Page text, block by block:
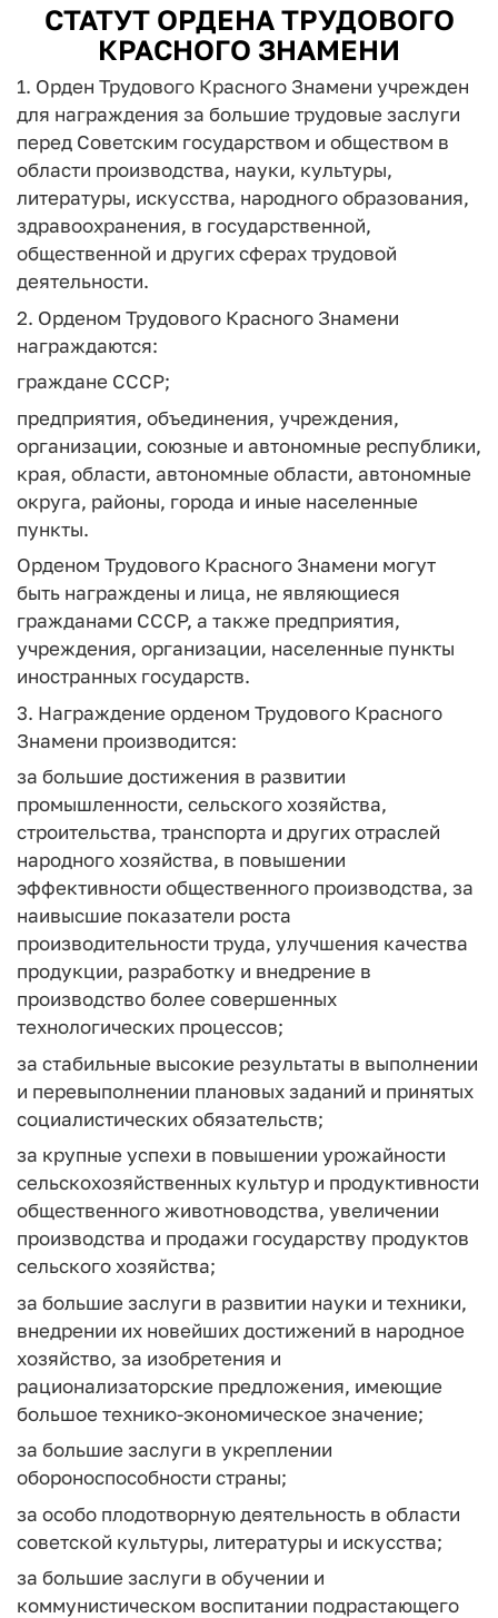
СТАТУТ ОРДЕНА ТРУДОВОГО
КРАСНОГО ЗНАМЕНИ
1. Орден Трудового Красного Знамени учрежден
для награждения за большие трудовые заслуги
перед Советским государством и обществом в
области производства, науки, культуры,
литературы, искусства, народного образования,
здравоохранения, в государственной,
общественной и других сферах трудовой
деятельности.
2. Орденом Трудового Красного Знамени
награждаются:
граждане СССР;
предприятия, объединения, учреждения,
организации, союзные и автономные республики,
края, области, автономные области, автономные
округа, районы, города и иные населенные
пункты.
Орденом Трудового Красного Знамени могут
быть награждены и лица, не являющиеся
гражданами СССР, а также предприятия,
учреждения, организации, населенные пункты
иностранных государств.
3. Награждение орденом Трудового Красного
Знамени производится:
за большие достижения в развитии
промышленности, сельского хозяйства,
строительства, транспорта и других отраслей
народного хозяйства, в повышении
эффективности общественного производства, за
наивысшие показатели роста
производительности труда, улучшения качества
продукции, разработку и внедрение в
производство более совершенных
технологических процессов;
за стабильные высокие результаты в выполнении
и перевыполнении плановых заданий и принятых
социалистических обязательств;
за крупные успехи в повышении урожайности
сельскохозяйственных культур и продуктивности
общественного животноводства, увеличении
производства и продажи государству продуктов
сельского хозяйства;
за большие заслуги в развитии науки и техники,
внедрении их новейших достижений в народное
хозяйство, за изобретения и
рационализаторские предложения, имеющие
большое технико-экономическое значение;
за большие заслуги в укреплении
обороноспособности страны;
за особо плодотворную деятельность в области
советской культуры, литературы и искусства;
за большие заслуги в обучении и
коммунистическом воспитании подрастающего